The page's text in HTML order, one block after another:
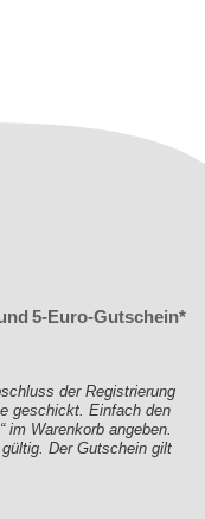
5-Euro-Gutschein*
der Registrierung
geschickt. Einfach den
im Warenkorb angeben.
Der Gutschein gilt